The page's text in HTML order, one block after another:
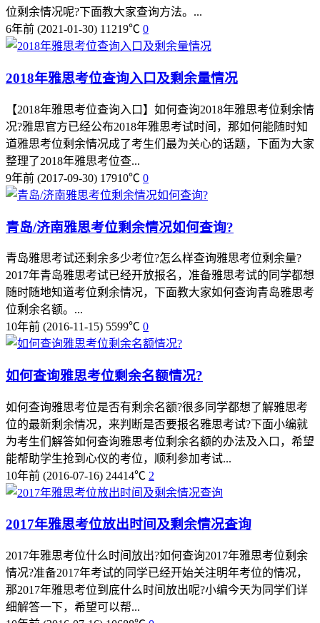
位剩余情况呢?下面教大家查询方法。...
6年前 (2021-01-30) 11219℃ 0
2018年雅思考位查询入口及剩余量情况
【2018年雅思考位查询入口】如何查询2018年雅思考位剩余情
况?雅思官方已经公布2018年雅思考试时间，那如何能随时知
道雅思考位剩余情况成了考生们最为关心的话题，下面为大家
整理了2018年雅思考位查...
9年前 (2017-09-30) 17910℃ 0
青岛/济南雅思考位剩余情况如何查询?
青岛雅思考试还剩余多少考位?怎么样查询雅思考位剩余量?
2017年青岛雅思考试已经开放报名，准备雅思考试的同学都想
随时随地知道考位剩余情况，下面教大家如何查询青岛雅思考
位剩余名额。...
10年前 (2016-11-15) 5599℃ 0
如何查询雅思考位剩余名额情况?
如何查询雅思考位是否有剩余名额?很多同学都想了解雅思考
位的最新剩余情况，来判断是否要报名雅思考试?下面小编就
为考生们解答如何查询雅思考位剩余名额的办法及入口，希望
能帮助学生抢到心仪的考位，顺利参加考试...
10年前 (2016-07-16) 24414℃ 2
2017年雅思考位放出时间及剩余情况查询
2017年雅思考位什么时间放出?如何查询2017年雅思考位剩余
情况?准备2017年考试的同学已经开始关注明年考位的情况，
那2017年雅思考位到底什么时间放出呢?小编今天为同学们详
细解答一下，希望可以帮...